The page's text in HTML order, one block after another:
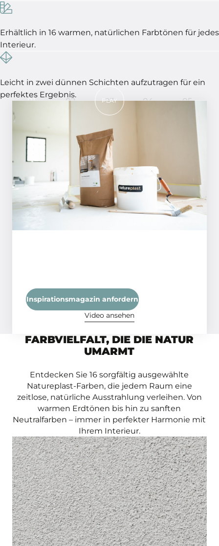
Erhältlich in 16 warmen, natürlichen Farbtönen für jedes
Interieur.
Leicht in zwei dünnen Schichten aufzutragen für ein
perfektes Ergebnis.
PLAY
01 02 03 04 05
Ergebnis!
SCHRITT 01
Stellen Sie sicher, dass die Oberfläche
eben, fest, sauber und trocken ist, mit
einer maximalen Restfeuchte von 4%, um
eine optimale Haftung und ein
makelloses Finish zu gewährleisten.
Inspirationsmagazin anfordern
Video ansehen
FARBVIELFALT, DIE DIE NATUR
UMARMT
Entdecken Sie 16 sorgfältig ausgewählte
Natureplast-Farben, die jedem Raum eine
zeitlose, natürliche Ausstrahlung verleihen. Von
warmen Erdtönen bis hin zu sanften
Neutralfarben – immer in perfekter Harmonie mit
Ihrem Interieur.